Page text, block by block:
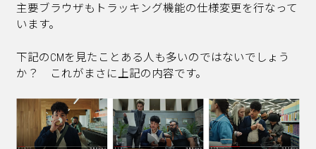
主要ブラウザもトラッキング機能の仕様変更を行なって
います。
下記のCMを見たことある人も多いのではないでしょう
か？ これがまさに上記の内容です。